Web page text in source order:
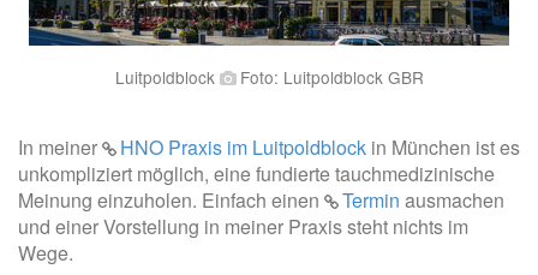
Luitpoldblock Foto: Luitpoldblock GBR
In meiner HNO Praxis im Luitpoldblock in München ist es
unkompliziert möglich, eine fundierte tauchmedizinische
Meinung einzuholen. Einfach einen
Termin ausmachen
und einer Vorstellung in meiner Praxis steht nichts im
Wege.